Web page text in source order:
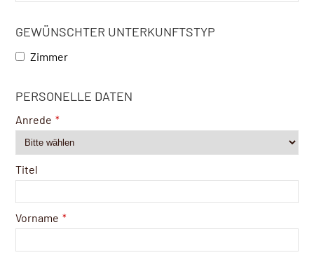
GEWÜNSCHTER UNTERKUNFTSTYP
Zimmer
PERSONELLE DATEN
Anrede *
Titel
Vorname *